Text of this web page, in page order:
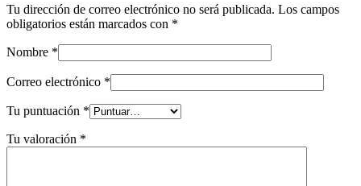
Tu dirección de correo electrónico no será publicada. Los campos
obligatorios están marcados con *
Nombre *
Correo electrónico *
Tu puntuación *
Tu valoración *